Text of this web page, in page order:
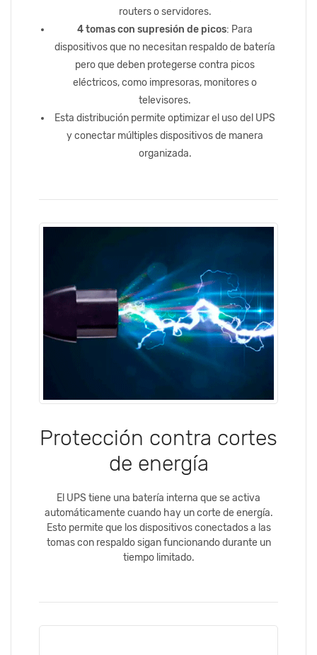
routers o servidores.
4 tomas con supresión de picos: Para
dispositivos que no necesitan respaldo de batería
pero que deben protegerse contra picos
eléctricos, como impresoras, monitores o
televisores.
Esta distribución permite optimizar el uso del UPS
y conectar múltiples dispositivos de manera
organizada.
Protección contra cortes
de energía
El UPS tiene una batería interna que se activa
automáticamente cuando hay un corte de energía.
Esto permite que los dispositivos conectados a las
tomas con respaldo sigan funcionando durante un
tiempo limitado.